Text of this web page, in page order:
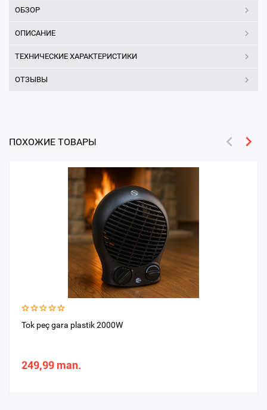
ОБЗОР
ОПИСАНИЕ
ТЕХНИЧЕСКИЕ ХАРАКТЕРИСТИКИ
ОТЗЫВЫ
ПОХОЖИЕ ТОВАРЫ
Tok peç gara plastik 2000W
249,99 man.